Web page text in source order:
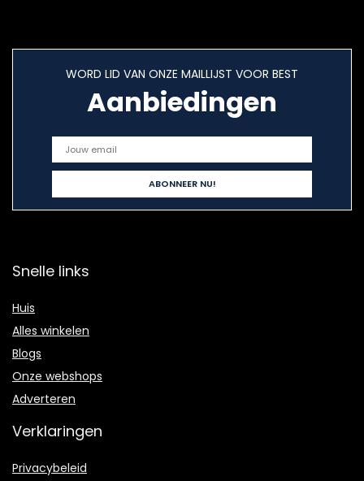
WORD LID VAN ONZE MAILLIJST VOOR BEST
Aanbiedingen
Snelle links
Huis
Alles winkelen
Blogs
Onze webshops
Adverteren
Verklaringen
Privacybeleid